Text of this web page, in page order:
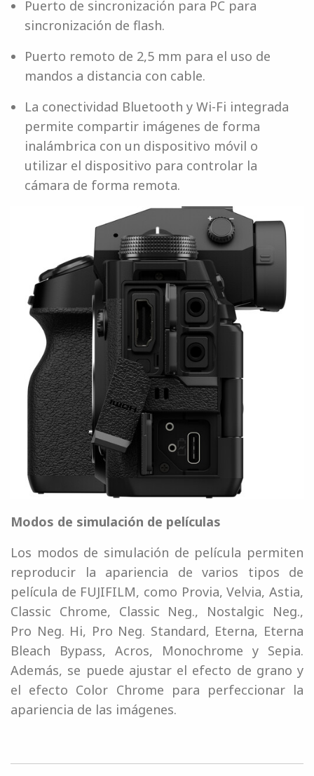
Puerto de sincronización para PC para
sincronización de flash.
Puerto remoto de 2,5 mm para el uso de
mandos a distancia con cable.
La conectividad Bluetooth y Wi-Fi integrada
permite compartir imágenes de forma
inalámbrica con un dispositivo móvil o
utilizar el dispositivo para controlar la
cámara de forma remota.
Modos de simulación de películas
Los modos de simulación de película permiten
reproducir la apariencia de varios tipos de
película de FUJIFILM, como Provia, Velvia, Astia,
Classic Chrome, Classic Neg., Nostalgic Neg.,
Pro Neg. Hi, Pro Neg. Standard, Eterna, Eterna
Bleach Bypass, Acros, Monochrome y Sepia.
Además, se puede ajustar el efecto de grano y
el efecto Color Chrome para perfeccionar la
apariencia de las imágenes.